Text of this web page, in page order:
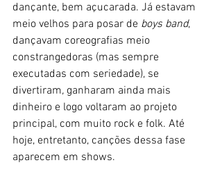
dançante, bem açucarada. Já estavam
meio velhos para posar de boys band,
dançavam coreografias meio
constrangedoras (mas sempre
executadas com seriedade), se
divertiram, ganharam ainda mais
dinheiro e logo voltaram ao projeto
principal, com muito rock e folk. Até
hoje, entretanto, canções dessa fase
aparecem em shows.